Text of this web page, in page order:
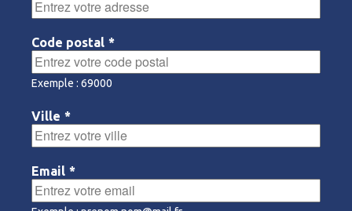
Code postal *
Exemple : 69000
Ville *
Email *